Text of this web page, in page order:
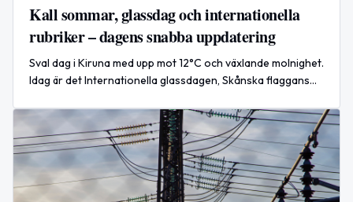
Kall sommar, glassdag och internationella
rubriker – dagens snabba uppdatering
Sval dag i Kiruna med upp mot 12°C och växlande molnighet.
Idag är det Internationella glassdagen, Skånska flaggans